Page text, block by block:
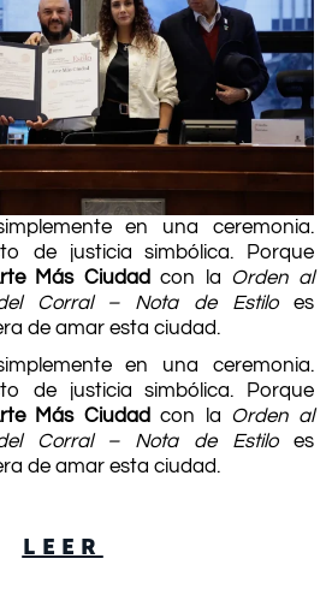
en una ceremonia.
de justicia simbólica. Porque
Más Ciudad con la Orden al
Corral – Nota de Estiloes
de amar esta ciudad.
en una ceremonia.
de justicia simbólica. Porque
Más Ciudad con la Orden al
Corral – Nota de Estiloes
de amar esta ciudad.
LEER